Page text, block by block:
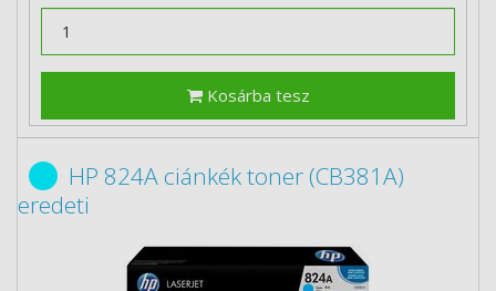
Kosárba tesz
HP 824A ciánkék toner (CB381A)
eredeti